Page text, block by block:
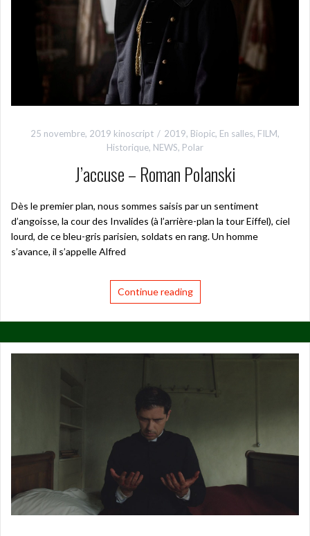
25 novembre, 2019 kinoscript 2019, Biopic, En salles, FILM,
Historique, NEWS, Polar
J’accuse – Roman Polanski
Dès le premier plan, nous sommes saisis par un sentiment
d’angoisse, la cour des Invalides (à l’arrière-plan la tour Eiffel), ciel
lourd, de ce bleu-gris parisien, soldats en rang. Un homme
s’avance, il s’appelle Alfred
Continue reading